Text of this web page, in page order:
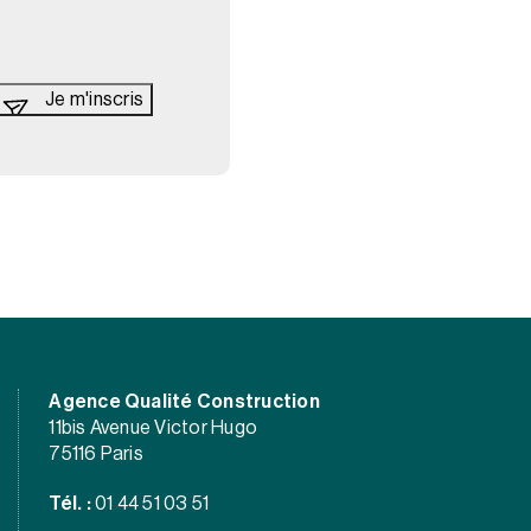
Agence Qualité Construction
11bis Avenue Victor Hugo
75116 Paris
Tél. : 01 44 51 03 51